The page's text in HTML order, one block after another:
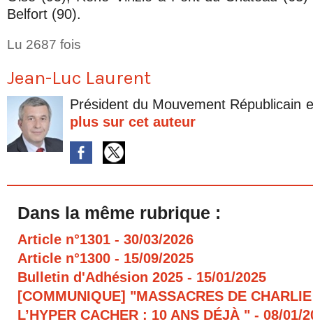
Belfort (90).
Lu 2687 fois
Jean-Luc Laurent
Président du Mouvement Républicain
plus sur cet auteur
Dans la même rubrique :
Article n°1301 - 30/03/2026
Article n°1300 - 15/09/2025
Bulletin d'Adhésion 2025 - 15/01/2025
[COMMUNIQUE] "MASSACRES DE
L’HYPER CACHER : 10 ANS DÉJÀ " - 08/01/